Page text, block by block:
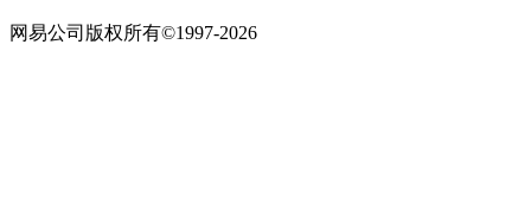
网易公司版权所有©1997-2026